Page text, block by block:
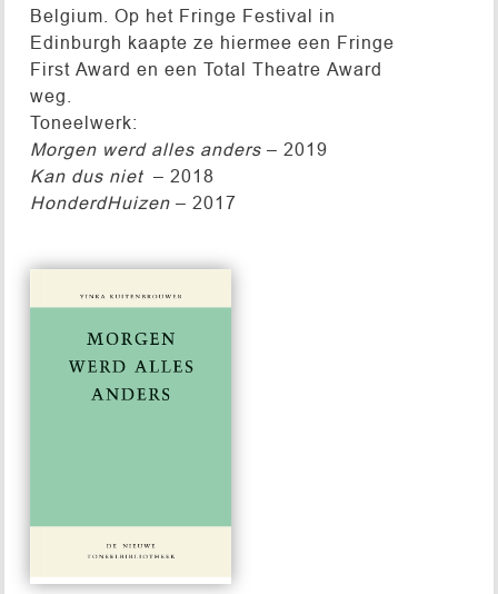
Belgium. Op het Fringe Festival in
Edinburgh kaapte ze hiermee een Fringe
First Award en een Total Theatre Award
weg.
Toneelwerk:
Morgen werd alles anders– 2019
Kan dus niet– 2018
HonderdHuizen– 2017